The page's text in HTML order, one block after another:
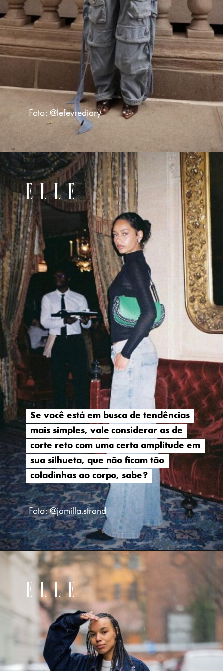
Foto: @lefevrediary
Se você está em busca de tendências
mais simples, vale considerar as de
corte reto com uma certa amplitude em
sua silhueta, que não ficam tão
coladinhas ao corpo, sabe?
Se você está em busca de tendências
mais simples, vale considerar as de
corte reto com uma certa amplitude em
sua silhueta, que não ficam tão
coladinhas ao corpo, sabe?
Foto: @jamilla.strand